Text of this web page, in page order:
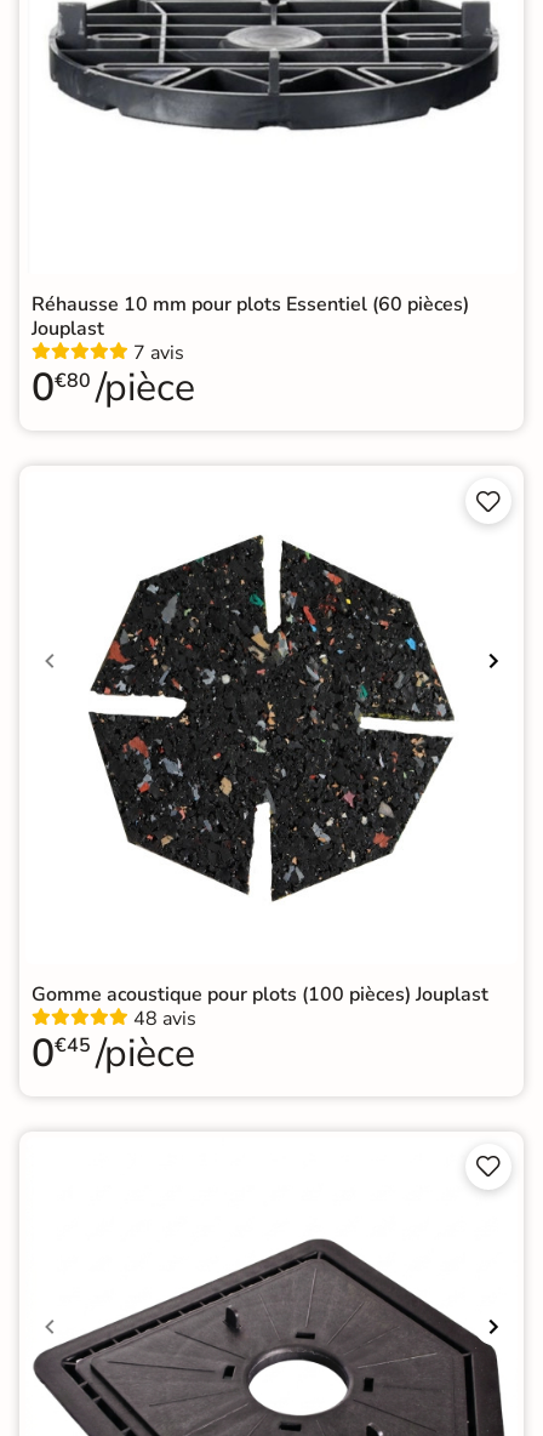
Réhausse 10 mm pour plots Essentiel (60 pièces)
Jouplast
7 avis
0€80 /pièce


Gomme acoustique pour plots (100 pièces) Jouplast
48 avis
0€45 /pièce

